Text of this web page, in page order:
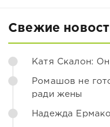
Свежие
Катя Скалон:
Ромашов не
ради жены
Надежда